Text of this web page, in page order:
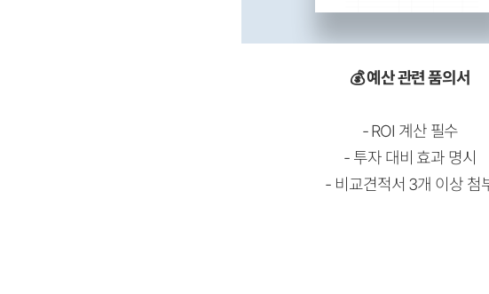
💰 예산 관련 품의서
- ROI 계산 필수
- 투자 대비 효과 명시
- 비교견적서 3개 이상 첨